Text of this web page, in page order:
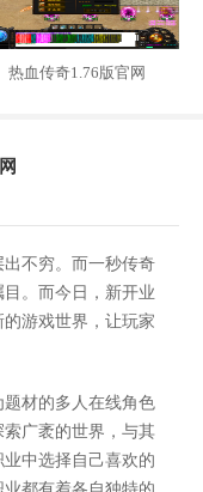
热血传奇1.76版官网
不穷。而一秒传奇
。而今日，新开业
游戏世界，让玩家
材的多人在线角色
广袤的世界，与其
中选择自己喜欢的